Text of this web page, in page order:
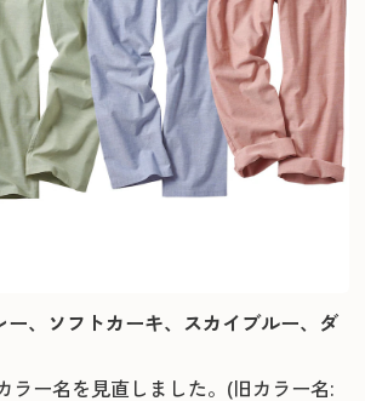
、ソフトカーキ、スカイブルー、ダ
ラー名を見直しました。(旧カラー名: